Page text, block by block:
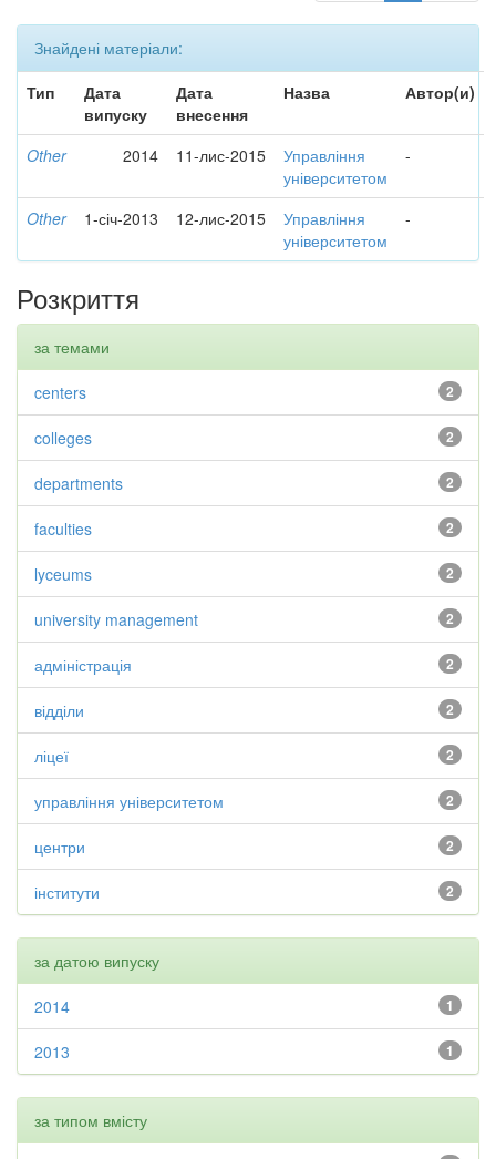
Знайдені матеріали:
Тип
Дата
випуску
Дата
внесення
Назва Автор(и)
Other 2014 11-лис-2015
Управління
університетом
-
Other 1-січ-2013 12-лис-2015
Управління
університетом
-
Розкриття
за темами
2
centers
2
colleges
2
departments
2
faculties
2
lyceums
2
university management
2
адміністрація
2
відділи
2
ліцеї
2
управління університетом
2
центри
2
інститути
за датою випуску
1
2014
1
2013
за типом вмісту